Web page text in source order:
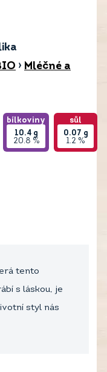
› Mléčné a
bílkoviny
10.4 g
20.8 %
sůl
0.07 g
1.2 %
tento
s láskou, je
styl nás